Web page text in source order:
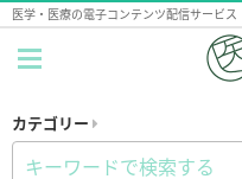
医学・医療の電子コンテンツ配信サービス
カテゴリー